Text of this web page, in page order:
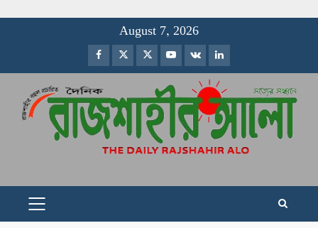
August 7, 2026
Facebook
TwitterInstagram
Youtube
VK LinkedIn
PRIMARY